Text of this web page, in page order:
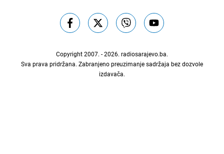
Copyright 2007. - 2026. radiosarajevo.ba.
Sva prava pridržana. Zabranjeno preuzimanje sadržaja bez dozvole
izdavača.